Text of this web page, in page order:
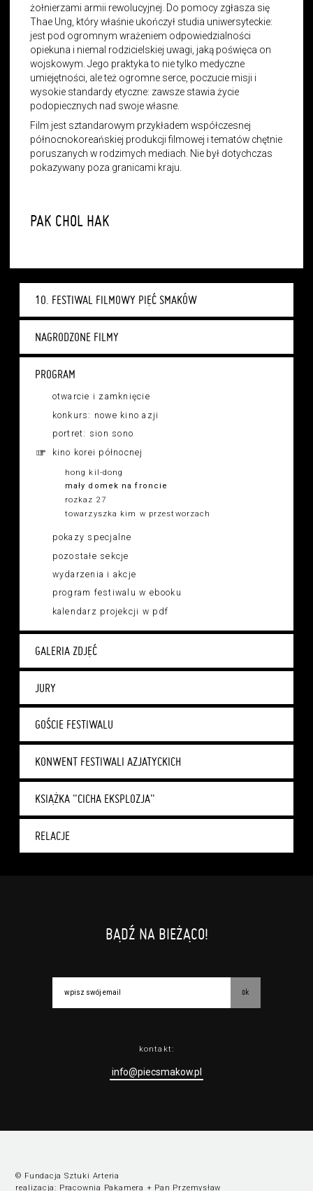
10. FESTIWAL FILMOWY PIĘĆ SMAKÓW
NAGRODZONE FILMY
PROGRAM
otwarcie i zamknięcie
konkurs: nowe kino azji
portret: sion sono
kino korei północnej
hong kil-dong
mały domek na froncie
rozkaz 27
towarzyszka kim w przestworzach
pokazy specjalne
pozostałe sekcje
wydarzenia i akcje
program festiwalu w ebooku
kalendarz projekcji w pdf
GALERIA ZDJĘĆ
JURY
GOŚCIE FESTIWALU
KONWENT FESTIWALI AZJATYCKICH
KSIĄŻKA "CICHA EKSPLOZJA"
RELACJE
żołnierzami armii rewolucyjnej. Do pomocy zgłasza się
Thae Ung, który właśnie ukończył studia uniwersyteckie:
jest pod ogromnym wrażeniem odpowiedzialności
opiekuna i niemal rodzicielskiej uwagi, jaką poświęca on
wojskowym. Jego praktyka to nie tylko medyczne
umiejętności, ale też ogromne serce, poczucie misji i
wysokie standardy etyczne: zawsze stawia życie
podopiecznych nad swoje własne.
Film jest sztandarowym przykładem współczesnej
północnokoreańskiej produkcji filmowej i tematów chętnie
poruszanych w rodzimych mediach. Nie był dotychczas
pokazywany poza granicami kraju.
PAK CHOL HAK
BĄDŹ NA BIEŻĄCO!
ok
kontakt:
info@piecsmakow.pl
© Fundacja Sztuki Arteria
realizacja: Pracownia Pakamera + Pan Przemysław